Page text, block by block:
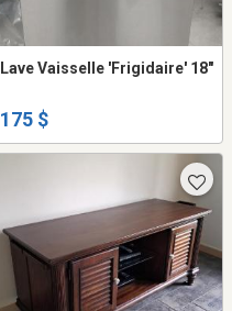
Lave Vaisselle 'Frigidaire' 18"
175 $